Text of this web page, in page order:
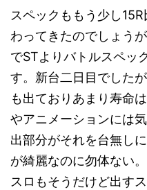
スペックももう少し
わってきたのでしょう
でSTよりバトルスペッ
す。新台二日目でした
も出ておりあまり寿命
やアニメーションには
出部分がそれを台無し
が綺麗なのに勿体ない
スロもそうだけど出す